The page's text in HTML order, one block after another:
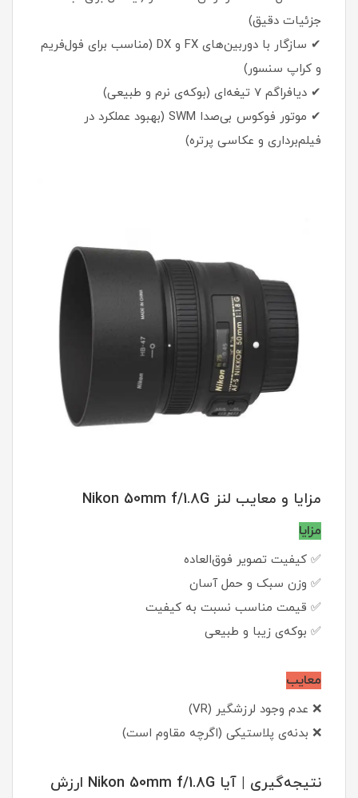
جزئیات دقیق)
✔ سازگار با دوربین‌های FX و DX (مناسب برای فول‌فریم
و کراپ سنسور)
✔ دیافراگم 7 تیغه‌ای (بوکه‌ی نرم و طبیعی)
✔ موتور فوکوس بی‌صدا SWM (بهبود عملکرد در
فیلم‌برداری و عکاسی پرتره)
مزایا و معایب لنز Nikon 50mm f/1.8G
مزایا
✅ کیفیت تصویر فوق‌العاده
✅ وزن سبک و حمل آسان
✅ قیمت مناسب نسبت به کیفیت
✅ بوکه‌ی زیبا و طبیعی
معایب
❌ عدم وجود لرزشگیر (VR)
❌ بدنه‌ی پلاستیکی (اگرچه مقاوم است)
نتیجه‌گیری | آیا Nikon 50mm f/1.8G ارزش